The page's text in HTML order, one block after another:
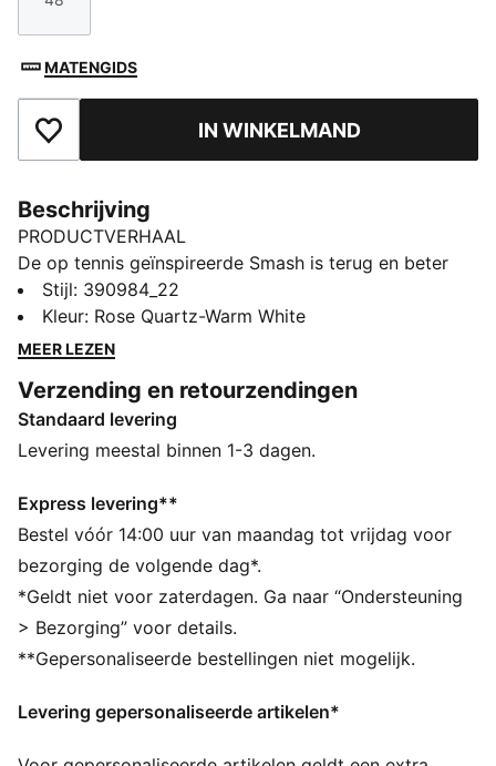
Maat
MATENGIDS
Toegevoegd aan favorietenIN WINKELMAND
Beschrijving
PRODUCTVERHAAL
De op tennis geïnspireerde Smash is terug en beter
dan ooit, met zijn klassieke silhouet, lange, strakke
lijnen en een bijgewerkte gewatteerde kraag en
inlegzool.
LWG: Het leer dat in dit product wordt gebruikt, is
afkomstig van milieuvriendelijke leerproductie en
wordt gecontroleerd en gecertificeerd via het Leather
SOFTFOAM+: comfortabele instap-inlegzool voor
zachte demping dankzij de extra dikke hiel
DETAILS
Bovenwerk van suède
Geüpdatet veterstrook-ontwerp
Doorgestikte en gevoerde kraag
Vetersluiting voor een goede pasvorm
PUMA No. 2-logo op het zijpaneel
Stijl: 390984_22
Kleur: Rose Quartz-Warm White
MEER LEZEN
Verzending en retourzendingen
Standaard levering
Levering meestal binnen 1-3 dagen.
Express levering**
Bestel vóór 14:00 uur van maandag tot vrijdag voor
bezorging de volgende dag*.
*Geldt niet voor zaterdagen. Ga naar “Ondersteuning
> Bezorging” voor details.
**Gepersonaliseerde bestellingen niet mogelijk.
Levering gepersonaliseerde artikelen*